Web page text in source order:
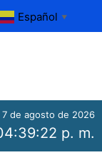
Español ▼
de agosto de 2026
p. m.